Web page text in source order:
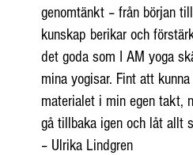
genomtänkt – från början
kunskap berikar och
det goda som I AM yoga
mina yogisar. Fint att
materialet i min egen takt,
gå tillbaka igen och låt allt
– Ulrika Lindgren